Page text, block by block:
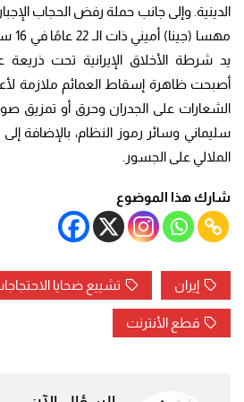
الدينية. وإلى جانب حملة رفض الحجاب
يد شرطة الأخلاق الإيرانية تحت ذريعة
أصبحت ظاهرة إسقاط العمائم ملازمة
الشعارات على الجدران وحرق أو تمزيق
سليماني وسائر رموز النظام، بالإضافة
الملالي على الجسور.
شارك هذا الموضوع
إيران تشييع ضحايا
قطع الأنترنت